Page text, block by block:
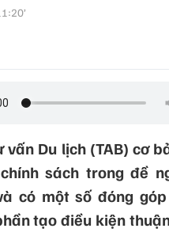
vấn Du lịch (TAB) cơ
sách trong đề
có một số đóng
tạo điều kiện